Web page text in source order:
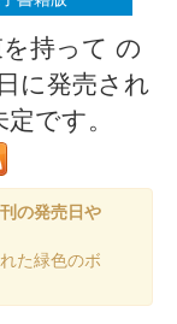
持って の
に発売され
です。
の発売日や
た緑色のボ